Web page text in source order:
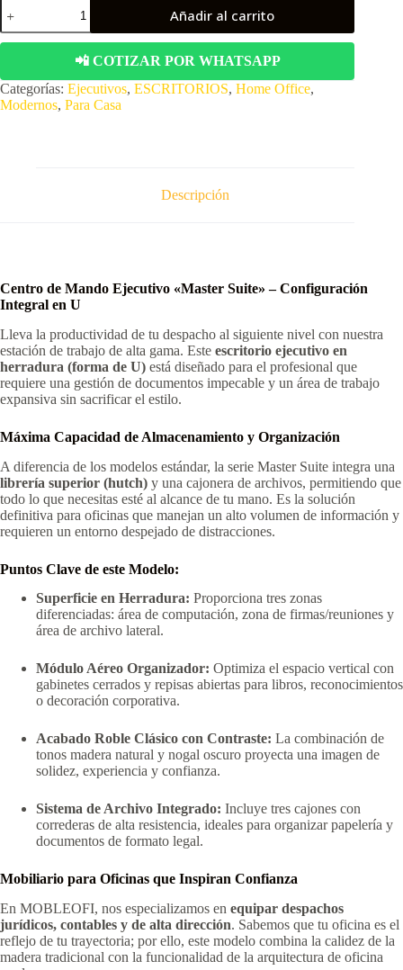
Escritorio
ejecutivo,
en
forma
U,
con
cajones
Añadir al carrito
📲 COTIZAR POR WHATSAPP
Categorías: Ejecutivos, ESCRITORIOS, Home Office,
Modernos, Para Casa
Descripción
Centro de Mando Ejecutivo «Master Suite» – Configuración
Integral en U
Lleva la productividad de tu despacho al siguiente nivel con nuestra
estación de trabajo de alta gama. Este escritorio ejecutivo en
herradura (forma de U) está diseñado para el profesional que
requiere una gestión de documentos impecable y un área de trabajo
expansiva sin sacrificar el estilo.
Máxima Capacidad de Almacenamiento y Organización
A diferencia de los modelos estándar, la serie Master Suite integra una
librería superior (hutch) y una cajonera de archivos, permitiendo que
todo lo que necesitas esté al alcance de tu mano. Es la solución
definitiva para oficinas que manejan un alto volumen de información y
requieren un entorno despejado de distracciones.
Puntos Clave de este Modelo:
Superficie en Herradura: Proporciona tres zonas
diferenciadas: área de computación, zona de firmas/reuniones y
área de archivo lateral.
Módulo Aéreo Organizador: Optimiza el espacio vertical con
gabinetes cerrados y repisas abiertas para libros, reconocimientos
o decoración corporativa.
Acabado Roble Clásico con Contraste: La combinación de
tonos madera natural y nogal oscuro proyecta una imagen de
solidez, experiencia y confianza.
Sistema de Archivo Integrado: Incluye tres cajones con
correderas de alta resistencia, ideales para organizar papelería y
documentos de formato legal.
Mobiliario para Oficinas que Inspiran Confianza
En MOBLEOFI, nos especializamos en equipar despachos
jurídicos, contables y de alta dirección. Sabemos que tu oficina es el
reflejo de tu trayectoria; por ello, este modelo combina la calidez de la
madera tradicional con la funcionalidad de la arquitectura de oficina